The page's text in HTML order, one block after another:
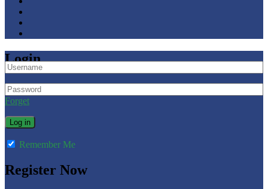
Login
Forget
Remember Me
Register Now